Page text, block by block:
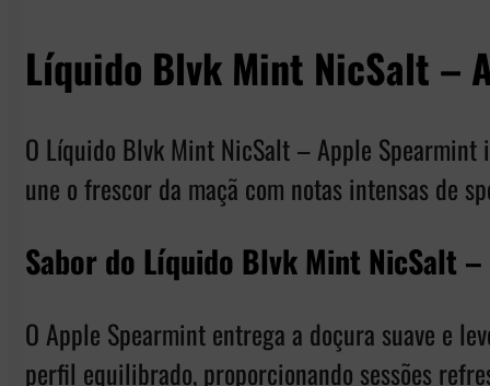
Líquido Blvk Mint NicSalt –
O Líquido Blvk Mint NicSalt – Apple Spearmint
une o frescor da maçã com notas intensas de
Sabor do Líquido Blvk Mint NicSalt
O Apple Spearmint entrega a doçura suave e
perfil equilibrado, proporcionando sessões